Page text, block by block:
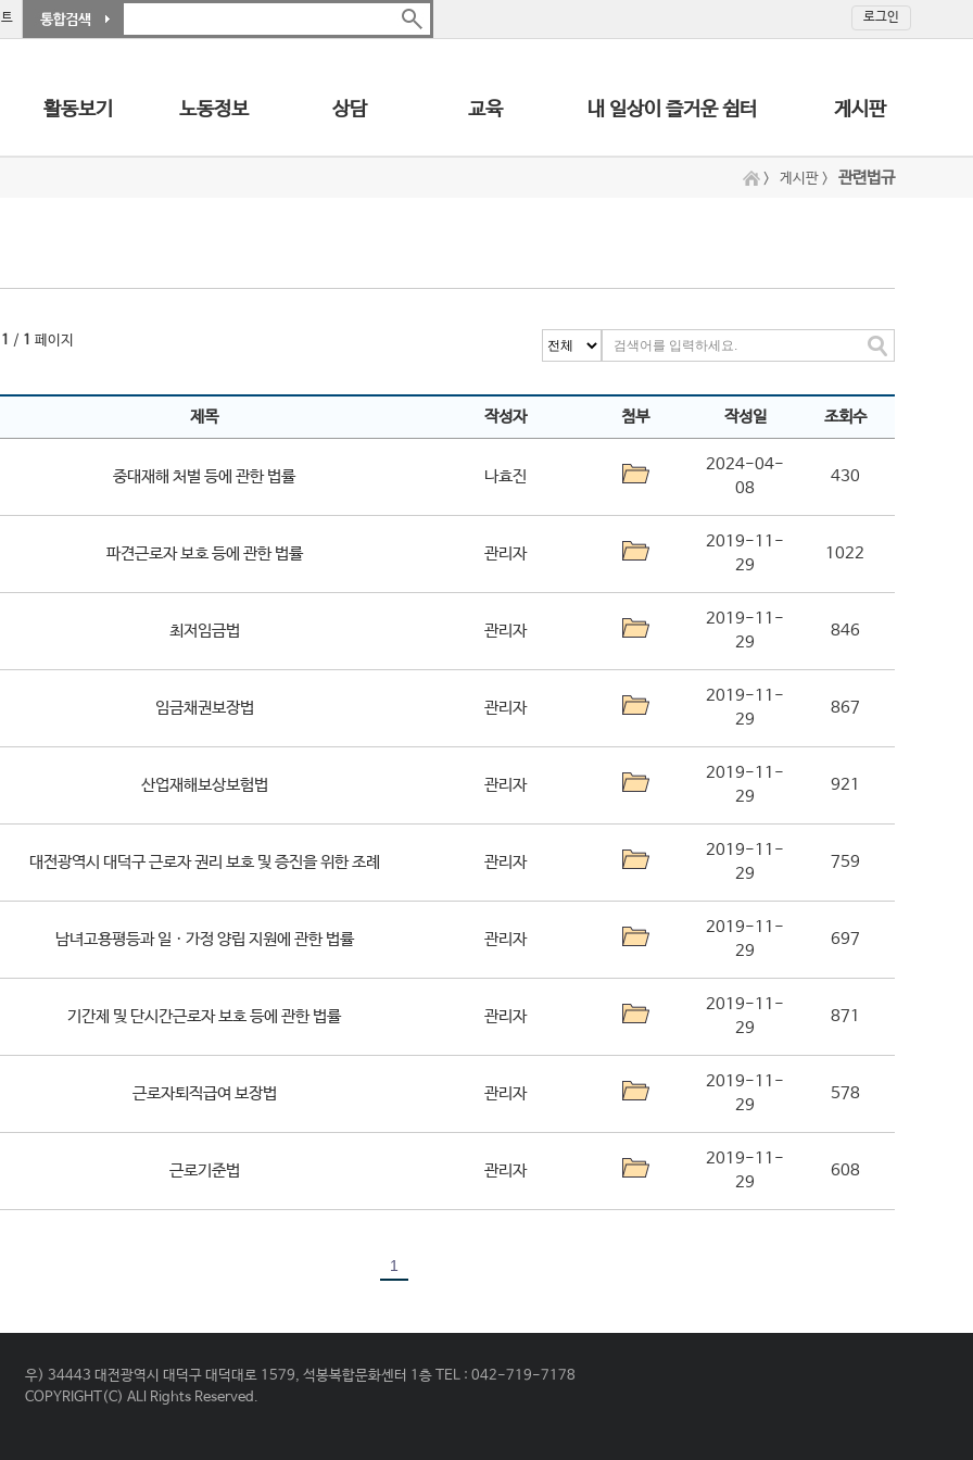
로그인
활동보기 노동정보 상담 교육 내 일상이 즐거운 쉼터 게시판
> 게시판 > 관련법규
1 / 1 페이지
제목 작성자 첨부 작성일 조회수
중대재해 처벌 등에 관한 법률 나효진
2024-04-
08
430
파견근로자 보호 등에 관한 법률 관리자
2019-11-
29
1022
최저임금법 관리자
2019-11-
29
846
임금채권보장법 관리자
2019-11-
29
867
산업재해보상보험법 관리자
2019-11-
29
921
대전광역시 대덕구 근로자 권리 보호 및 증진을 위한 조례 관리자
2019-11-
29
759
남녀고용평등과 일ㆍ가정 양립 지원에 관한 법률 관리자
2019-11-
29
697
기간제 및 단시간근로자 보호 등에 관한 법률 관리자
2019-11-
29
871
근로자퇴직급여 보장법 관리자
2019-11-
29
578
근로기준법 관리자
2019-11-
29
608
1
우) 34443 대전광역시 대덕구 대덕대로 1579, 석봉복합문화센터 1층 TEL : 042-719-7178
COPYRIGHT(C) ALl Rights Reserved.